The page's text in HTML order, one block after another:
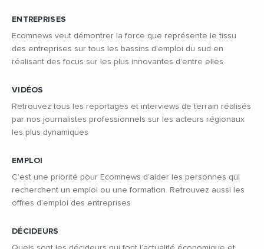
ENTREPRISES
Ecomnews veut démontrer la force que représente le tissu
des entreprises sur tous les bassins d’emploi du sud en
réalisant des focus sur les plus innovantes d’entre elles
VIDÉOS
Retrouvez tous les reportages et interviews de terrain réalisés
par nos journalistes professionnels sur les acteurs régionaux
les plus dynamiques
EMPLOI
C’est une priorité pour Ecomnews d’aider les personnes qui
recherchent un emploi ou une formation. Retrouvez aussi les
offres d’emploi des entreprises
DÉCIDEURS